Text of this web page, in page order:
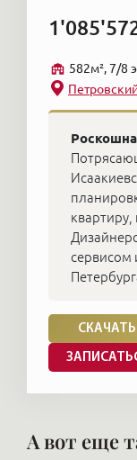
582м², 7/8
сервисом
А вот еще